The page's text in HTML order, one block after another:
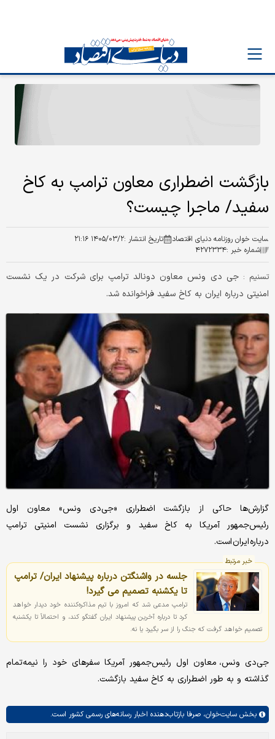
بازگشت اضطراری معاون ترامپ به کاخ
سفید/ ماجرا چیست؟
سایت خوان روزنامه دنیای اقتصاد تاریخ انتشار :۱۴۰۵/۰۳/۲ ۲۱:۱۶
شماره خبر :۴۲۷۲۳۳۴
تسنیم :جی دی ونس معاون دونالد ترامپ برای شرکت در یک نشست
امنیتی درباره ایران به کاخ سفید فراخوانده شد.
گزارش‌ها حاکی از بازگشت اضطراری «جی‌دی ونس» معاون اول
رئیس‌جمهور آمریکا به کاخ سفید و برگزاری نشست امنیتی ترامپ
درباره ایران است.
خبر مرتبط
جلسه در واشنگتن درباره پیشنهاد ایران/ ترامپ
تا یکشنبه تصمیم می گیرد!
ترامپ مدعی شد که امروز با تیم مذاکره‌کننده خود دیدار خواهد
کرد تا درباره آخرین پیشنهاد ایران گفتگو کند، و احتمالاً تا یکشنبه
تصمیم خواهد گرفت که جنگ را از سر بگیرد یا نه.
جی‌دی ونس، معاون اول رئیس‌جمهور آمریکا سفرهای خود را نیمه‌تمام
گذاشته و به طور اضطراری به کاخ سفید بازگشت.
بخش سایت‌خوان، صرفا بازتاب‌دهنده اخبار رسانه‌های رسمی کشور است.